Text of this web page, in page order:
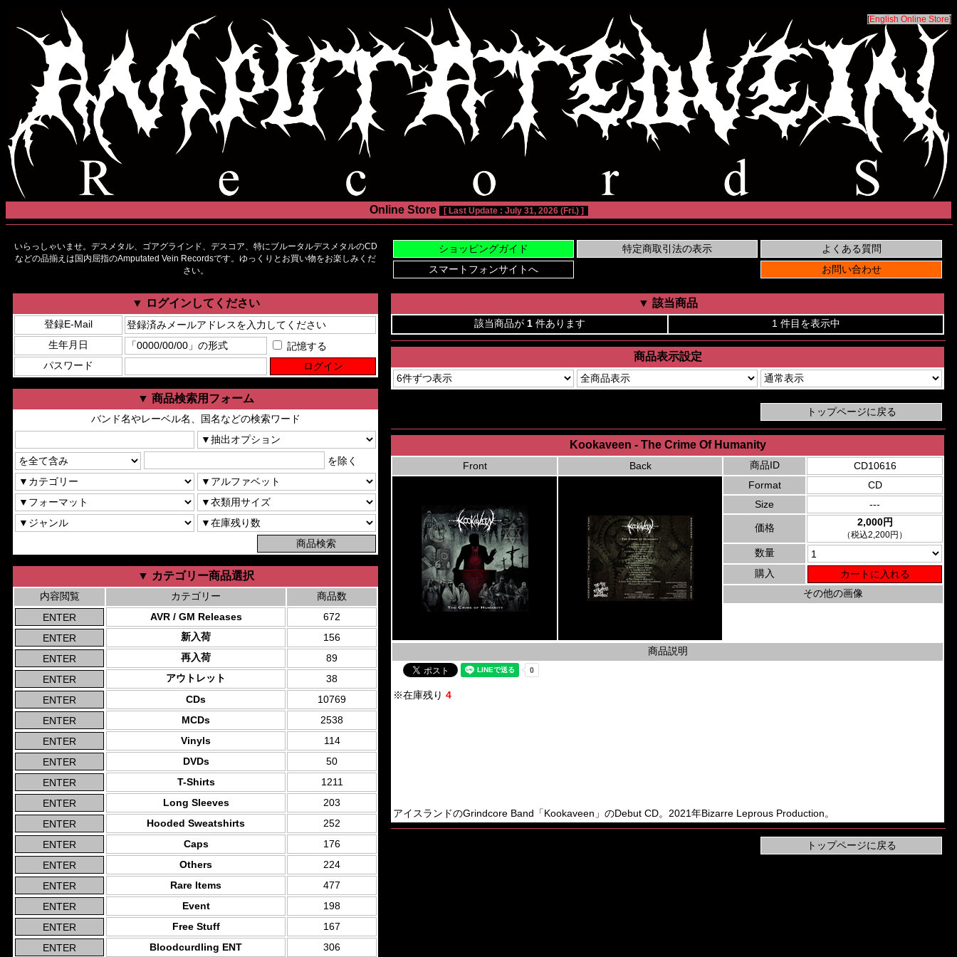
[English Online Store]
Online Store [ Last Update : July 31, 2026 (Fri.) ]
いらっしゃいませ。デスメタル、ゴアグラインド、デスコア、特にブルータルデスメタルのCD
などの品揃えは国内屈指のAmputated Vein Recordsです。ゆっくりとお買い物をお楽しみくだ
さい。
▼ ログインしてください
登録E-Mail
生年月日
記憶する
パスワード
▼ 商品検索用フォーム
バンド名やレーベル名、国名などの検索ワード
を除く
▼ カテゴリー商品選択
内容閲覧 カテゴリー
商品数
AVR / GM Releases
672
新入荷
156
再入荷
89
アウトレット
38
CDs
10769
MCDs
2538
Vinyls
114
DVDs
50
T-Shirts
1211
Long Sleeves
203
Hooded Sweatshirts
252
Caps
176
Others
224
Rare Items
477
Event
198
Free Stuff
167
Bloodcurdling ENT
306
▼ 該当商品
該当商品が 1 件あります 1 件目を表示中
商品表示設定
Kookaveen - The Crime Of Humanity
Front Back 商品ID
CD10616
Format
CD
Size
---
価格 2,000円
（税込2,200円）
数量
購入
その他の画像
商品説明
※在庫残り 4
アイスランドのGrindcore Band「Kookaveen」のDebut CD。2021年Bizarre Leprous Production。